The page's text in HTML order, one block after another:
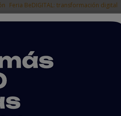
Feria BeDIGITAL: transformación digital
PRODUCTOS